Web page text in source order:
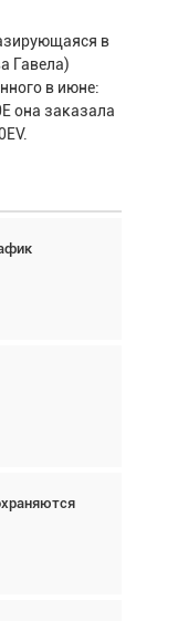
в
Гавела)
в июне:
она заказала
и БПЛА в